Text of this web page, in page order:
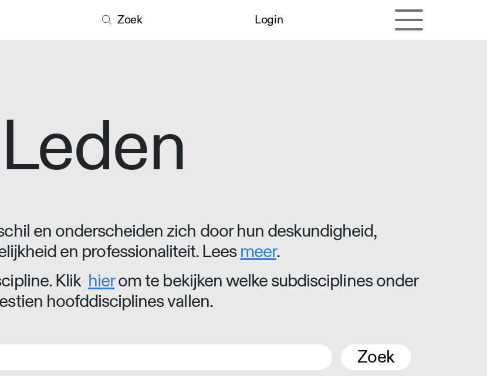
Zoek Login
Leden
en onderscheiden zich door hun deskundigheid,
en professionaliteit. Leesmeer.
Klik hierom te bekijken welke subdisciplines onder
hoofddisciplines vallen.
Zoek